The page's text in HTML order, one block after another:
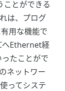
とができる
は、プログ
用な機能で
へEthernet経
たことがで
ネットワー
ってシステ